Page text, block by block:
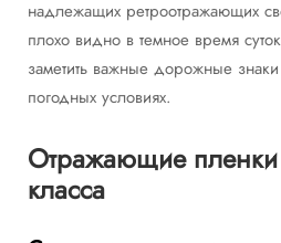
надлежащих ретроотражающих
плохо видно в темное время
заметить важные дорожные
погодных условиях.
Отражающие пленки
класса